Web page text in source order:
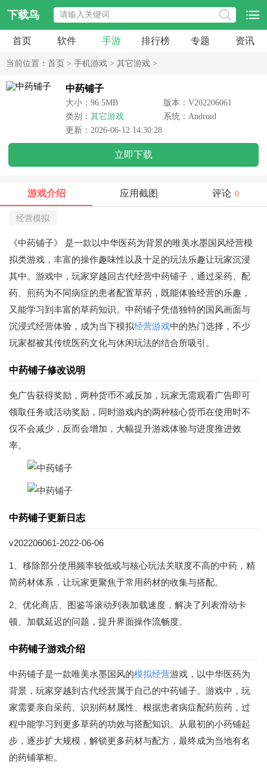
下载鸟
首页 软件 手游 排行榜 专题 资讯
当前位置： 首页 > 手机游戏 > 其它游戏 >
中药铺子
大小：96.5MB
版本：V202206061
类别： 其它游戏
系统：Android
更新：2026-06-12 14:30:28
立即下载
游戏介绍 应用截图 评论 0
经营模拟
《中药铺子》 是一款以中华医药为背景的唯美水墨国风经营模
拟类游戏，丰富的操作趣味性以及十足的玩法乐趣让玩家沉浸
其中。游戏中，玩家穿越回古代经营中药铺子，通过采药、配
药、煎药为不同病症的患者配置草药，既能体验经营的乐趣，
又能学习到丰富的草药知识。中药铺子凭借独特的国风画面与
沉浸式经营体验，成为当下模拟经营游戏中的热门选择，不少
玩家都被其传统医药文化与休闲玩法的结合所吸引。
中药铺子修改说明
免广告获得奖励，两种货币不减反加，玩家无需观看广告即可
领取任务或活动奖励，同时游戏内的两种核心货币在使用时不
仅不会减少，反而会增加，大幅提升游戏体验与进度推进效
率。
中药铺子更新日志
v202206061-2022-06-06
1、移除部分使用频率较低或与核心玩法关联度不高的中药，精
简药材体系，让玩家更聚焦于常用药材的收集与搭配。
2、优化商店、图鉴等滚动列表加载速度，解决了列表滑动卡
顿、加载延迟的问题，提升界面操作流畅度。
中药铺子游戏介绍
中药铺子是一款唯美水墨国风的模拟经营游戏，以中华医药为
背景，玩家穿越到古代经营属于自己的中药铺子。游戏中，玩
家需要亲自采药、识别药材属性、根据患者病症配药煎药，过
程中能学习到更多草药的功效与搭配知识。从最初的小药铺起
步，逐步扩大规模，解锁更多药材与配方，最终成为当地有名
的药铺掌柜。